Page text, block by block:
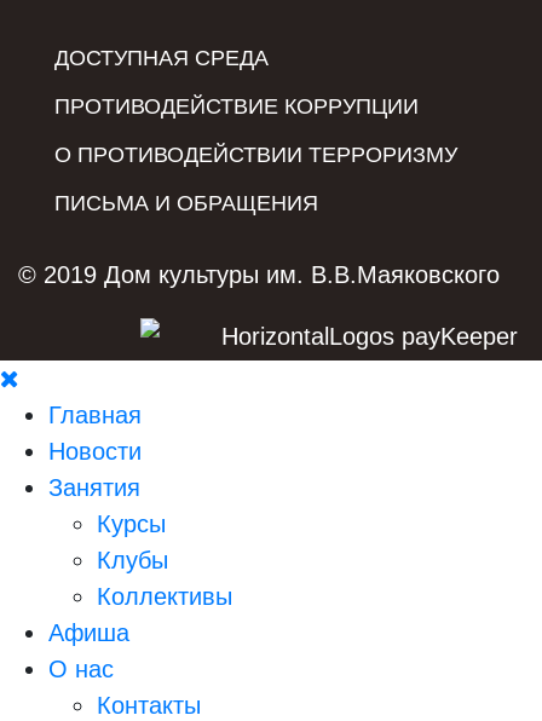
ДОСТУПНАЯ СРЕДА
ПРОТИВОДЕЙСТВИЕ КОРРУПЦИИ
О ПРОТИВОДЕЙСТВИИ ТЕРРОРИЗМУ
ПИСЬМА И ОБРАЩЕНИЯ
© 2019 Дом культуры им. В.В.Маяковского
Главная
Новости
Занятия
Курсы
Клубы
Коллективы
Афиша
О нас
Контакты